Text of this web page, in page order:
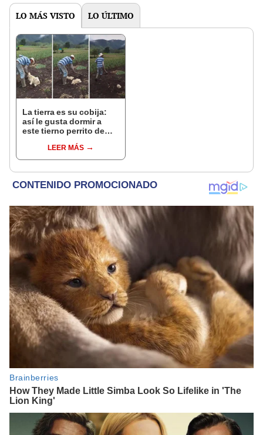
LO MÁS VISTO LO ÚLTIMO
La tierra es su cobija:
así le gusta dormir a
este tierno perrito de
LEER MÁS